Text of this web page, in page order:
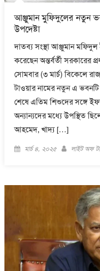
আঞ্জুমান মুফিদুলের নতুন
উপদেষ্টা
দাতব্য সংস্থা আঞ্জুমান
করেছেন অন্তর্বর্তী সরকারের
সোমবার (৩ মার্চ) বিকেলে
টাওয়ার নামের নতুন এ
শেষে এতিম শিশুদের সঙ্গে
অন‍্যান‍্যদের মধ্যে উপস্থিত
আহমেদ, খাদ্য […]
Posted
মার্চ ৪, ২০২৫ Author
লাইট অফ